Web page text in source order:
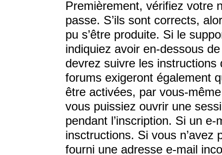
Premièrement, vérifiez votre
passe. S’ils sont corrects,
pu s’être produite. Si le
indiquiez avoir en-dessous
devrez suivre les
forums exigeront également
être activées, par vous-
vous puissiez ouvrir une
pendant l’inscription. Si un
insctructions. Si vous n’avez
fourni une adresse e-mail